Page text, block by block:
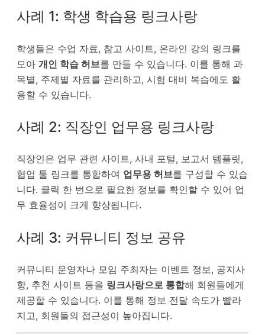
사례 1: 학생 학습용 링크사랑
학생들은 수업 자료, 참고 사이트, 온라인 강의 링크를
모아 개인 학습 허브를 만들 수 있습니다. 이를 통해 과
목별, 주제별 자료를 관리하고, 시험 대비 복습에도 활
용할 수 있습니다.
사례 2: 직장인 업무용 링크사랑
직장인은 업무 관련 사이트, 사내 포털, 보고서 템플릿,
협업 툴 링크를 통합하여 업무용 허브를 구성할 수 있습
니다. 클릭 한 번으로 필요한 정보를 확인할 수 있어 업
무 효율성이 크게 향상됩니다.
사례 3: 커뮤니티 정보 공유
커뮤니티 운영자나 모임 주최자는 이벤트 정보, 공지사
항, 추천 사이트 등을 링크사랑으로 통합해 회원들에게
제공할 수 있습니다. 이를 통해 정보 전달 속도가 빨라
지고, 회원들의 접근성이 높아집니다.